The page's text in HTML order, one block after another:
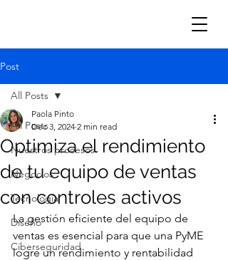
Post
All Posts
Nuestros procesos
Negocios
Tecnología
Diseño
Ciberseguridad
All Posts
Optimiza el rendimiento
de tu equipo de ventas
con controles activos
Paola Pinto
Dec 3, 2024 2 min read
La gestión eficiente del equipo de
ventas es esencial para que una PyME
logre un rendimiento y rentabilidad